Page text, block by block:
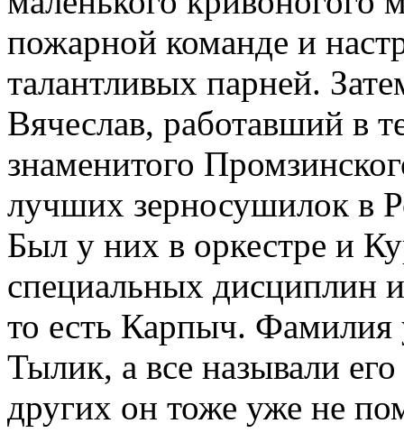
пожарной команде и
талантливых парней.
Вячеслав, работавший в
знаменитого
лучших зерносушилок в
Был у них в оркестре и
специальных дисциплин
то есть Карпыч. Фамилия
Тылик, а все называли
других он тоже уже не